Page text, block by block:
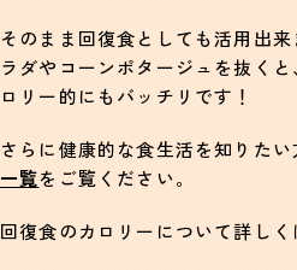
そのまま回復食としても活用出
ラダやコーンポタージュを抜く
ロリー的にもバッチリです！
さらに健康的な食生活を知りたい
一覧をご覧ください。
回復食のカロリーについて詳しく